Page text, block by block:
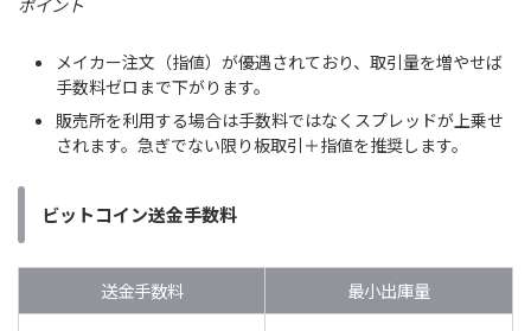
メイカー注文（指値）が優遇されており、取引量を増やせば
手数料ゼロまで下がります。
販売所を利用する場合は手数料ではなくスプレッドが上乗せ
されます。急ぎでない限り板取引＋指値を推奨します。
ビットコイン送金手数料
送金手数料
最小出庫量